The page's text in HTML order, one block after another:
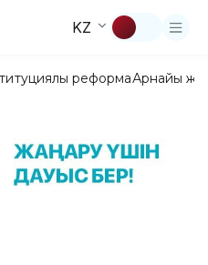
KZ
реформаАрнайы